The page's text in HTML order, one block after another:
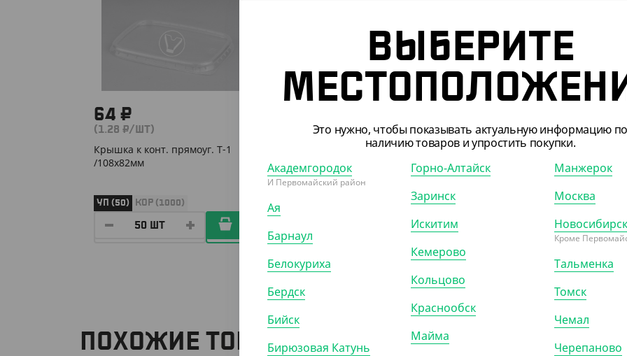
64 ₽
(1.28 ₽/ШТ)
Крышка к конт. прямоуг. Т-1
/108х82мм
УП (50) КОР (1000)
ПОХОЖИЕ ТОВАРЫ
ВЫБЕРИТЕ
Это нужно, чтобы показывать актуальную информацию по
наличию товаров и упростить покупки.
Академгородок
И Первомайский район
Ая
Барнаул
Белокуриха
Бердск
Бийск
Бирюзовая Катунь
Горно-Алтайск
Заринск
Искитим
Кемерово
Кольцово
Краснообск
Майма
Манжерок
Москва
Новосибирск
Кроме
Тальменка
Томск
Чемал
Черепаново